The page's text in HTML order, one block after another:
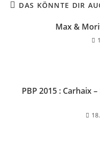
DAS KÖNNTE DIR
Max &
PBP 2015 : Carhaix